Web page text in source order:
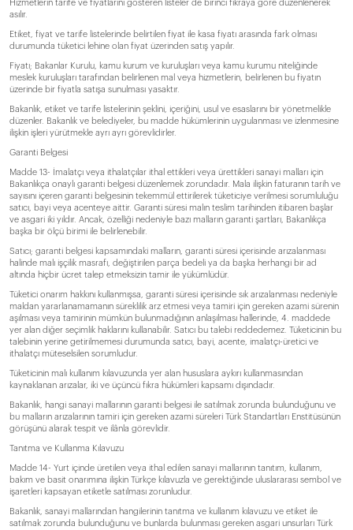
Hizmetlerin tarife ve fiyatlarını gösteren listeler de birinci fıkraya göre düzenlenerek
asılır.
Etiket, fiyat ve tarife listelerinde belirtilen fiyat ile kasa fiyatı arasında fark olması
durumunda tüketici lehine olan fiyat üzerinden satış yapılır.
Fiyatı; Bakanlar Kurulu, kamu kurum ve kuruluşları veya kamu kurumu niteliğinde
meslek kuruluşları tarafından belirlenen mal veya hizmetlerin, belirlenen bu fiyatın
üzerinde bir fiyatla satışa sunulması yasaktır.
Bakanlık, etiket ve tarife listelerinin şeklini, içeriğini, usul ve esaslarını bir yönetmelikle
düzenler. Bakanlık ve belediyeler, bu madde hükümlerinin uygulanması ve izlenmesine
ilişkin işleri yürütmekle ayrı ayrı görevlidirler.
Garanti Belgesi
Madde 13- İmalatçı veya ithalatçılar ithal ettikleri veya ürettikleri sanayi malları için
Bakanlıkça onaylı garanti belgesi düzenlemek zorundadır. Mala ilişkin faturanın tarih ve
sayısını içeren garanti belgesinin tekemmül ettirilerek tüketiciye verilmesi sorumluluğu
satıcı, bayi veya acenteye aittir. Garanti süresi malın teslim tarihinden itibaren başlar
ve asgari iki yıldır. Ancak, özelliği nedeniyle bazı malların garanti şartları, Bakanlıkça
başka bir ölçü birimi ile belirlenebilir.
Satıcı; garanti belgesi kapsamındaki malların, garanti süresi içerisinde arızalanması
halinde malı işçilik masrafı, değiştirilen parça bedeli ya da başka herhangi bir ad
altında hiçbir ücret talep etmeksizin tamir ile yükümlüdür.
Tüketici onarım hakkını kullanmışsa, garanti süresi içerisinde sık arızalanması nedeniyle
maldan yararlanamamanın süreklilik arz etmesi veya tamiri için gereken azami sürenin
aşılması veya tamirinin mümkün bulunmadığının anlaşılması hallerinde, 4. maddede
yer alan diğer seçimlik haklarını kullanabilir. Satıcı bu talebi reddedemez. Tüketicinin bu
talebinin yerine getirilmemesi durumunda satıcı, bayi, acente, imalatçı-üretici ve
ithalatçı müteselsilen sorumludur.
Tüketicinin malı kullanım kılavuzunda yer alan hususlara aykırı kullanmasından
kaynaklanan arızalar, iki ve üçüncü fıkra hükümleri kapsamı dışındadır.
Bakanlık, hangi sanayi mallarının garanti belgesi ile satılmak zorunda bulunduğunu ve
bu malların arızalarının tamiri için gereken azami süreleri Türk Standartları Enstitüsünün
görüşünü alarak tespit ve ilânla görevlidir.
Tanıtma ve Kullanma Kılavuzu
Madde 14- Yurt içinde üretilen veya ithal edilen sanayi mallarının tanıtım, kullanım,
bakım ve basit onarımına ilişkin Türkçe kılavuzla ve gerektiğinde uluslararası sembol ve
işaretleri kapsayan etiketle satılması zorunludur.
Bakanlık, sanayi mallarından hangilerinin tanıtma ve kullanım kılavuzu ve etiket ile
satılmak zorunda bulunduğunu ve bunlarda bulunması gereken asgari unsurları Türk